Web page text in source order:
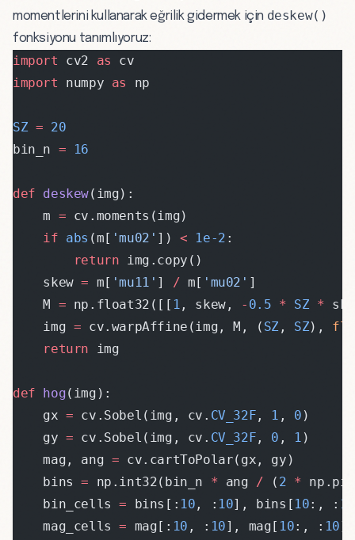
momentlerini kullanarak eğrilik gidermek için deskew()
fonksiyonu tanımlıyoruz:
import cv2 as cv
import numpy as np
SZ = 20
bin_n = 16
def deskew(img):
    m
= cv.moments(img)
    if
abs (m[ 'mu02' ]) < 1e-2 :
        return
img.copy()
    skew
= m[ 'mu11' ] / m[ 'mu02' ]
    M
= np.float32([[ 1 , skew, - 0.5 * SZ *
    img
= cv.warpAffine(img, M, ( SZ , SZ),
    return
img
def hog(img):
    gx
= cv.Sobel(img, cv. CV_32F , 1 , 0 )
    gy
= cv.Sobel(img, cv. CV_32F , 0 , 1 )
    mag, ang
= cv.cartToPolar(gx, gy)
    bins
= np.int32(bin_n * ang / ( 2 *
    bin_cells
= bins[: 10 , : 10], bins[ 10:, : 10
    mag_cells
= mag[: 10 , : 10], mag[ 10:, : 10],